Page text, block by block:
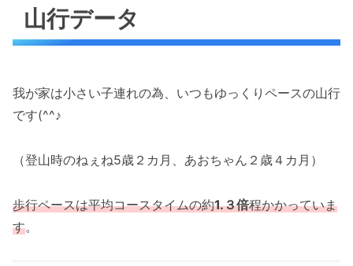
山行データ
我が家は小さい子連れの為、いつもゆっくりペースの山行
です(^^♪
（登山時のねぇね5歳２カ月、あおちゃん２歳４カ月）
歩行ペースは平均コースタイムの約1.３倍程かかっていま
す。